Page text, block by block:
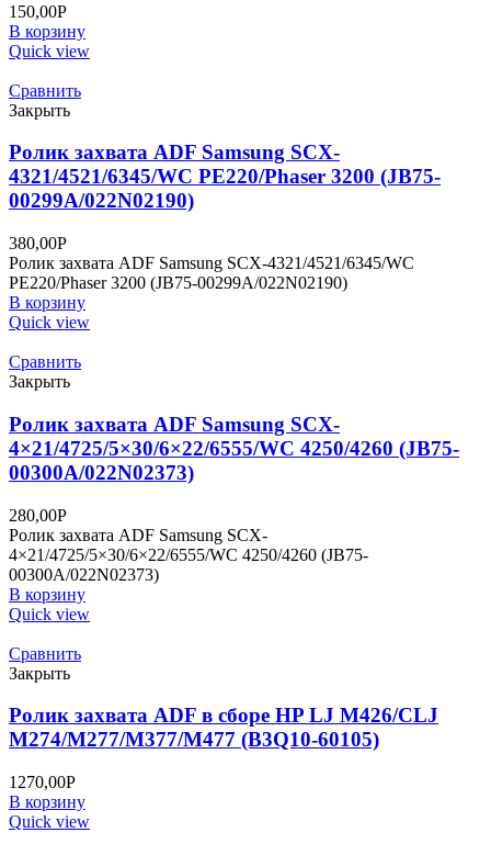
150,00Р
В корзину
Quick view
Сравнить
Закрыть
Ролик захвата ADF Samsung SCX-
4321/4521/6345/WC PE220/Phaser 3200 (JB75-
00299A/022N02190)
380,00Р
Ролик захвата ADF Samsung SCX-4321/4521/6345/WC
PE220/Phaser 3200 (JB75-00299A/022N02190)
В корзину
Quick view
Сравнить
Закрыть
Ролик захвата ADF Samsung SCX-
4×21/4725/5×30/6×22/6555/WC 4250/4260 (JB75-
00300A/022N02373)
280,00Р
Ролик захвата ADF Samsung SCX-
4×21/4725/5×30/6×22/6555/WC 4250/4260 (JB75-
00300A/022N02373)
В корзину
Quick view
Сравнить
Закрыть
Ролик захвата ADF в сборе HP LJ M426/CLJ
M274/M277/M377/M477 (B3Q10-60105)
1270,00Р
В корзину
Quick view